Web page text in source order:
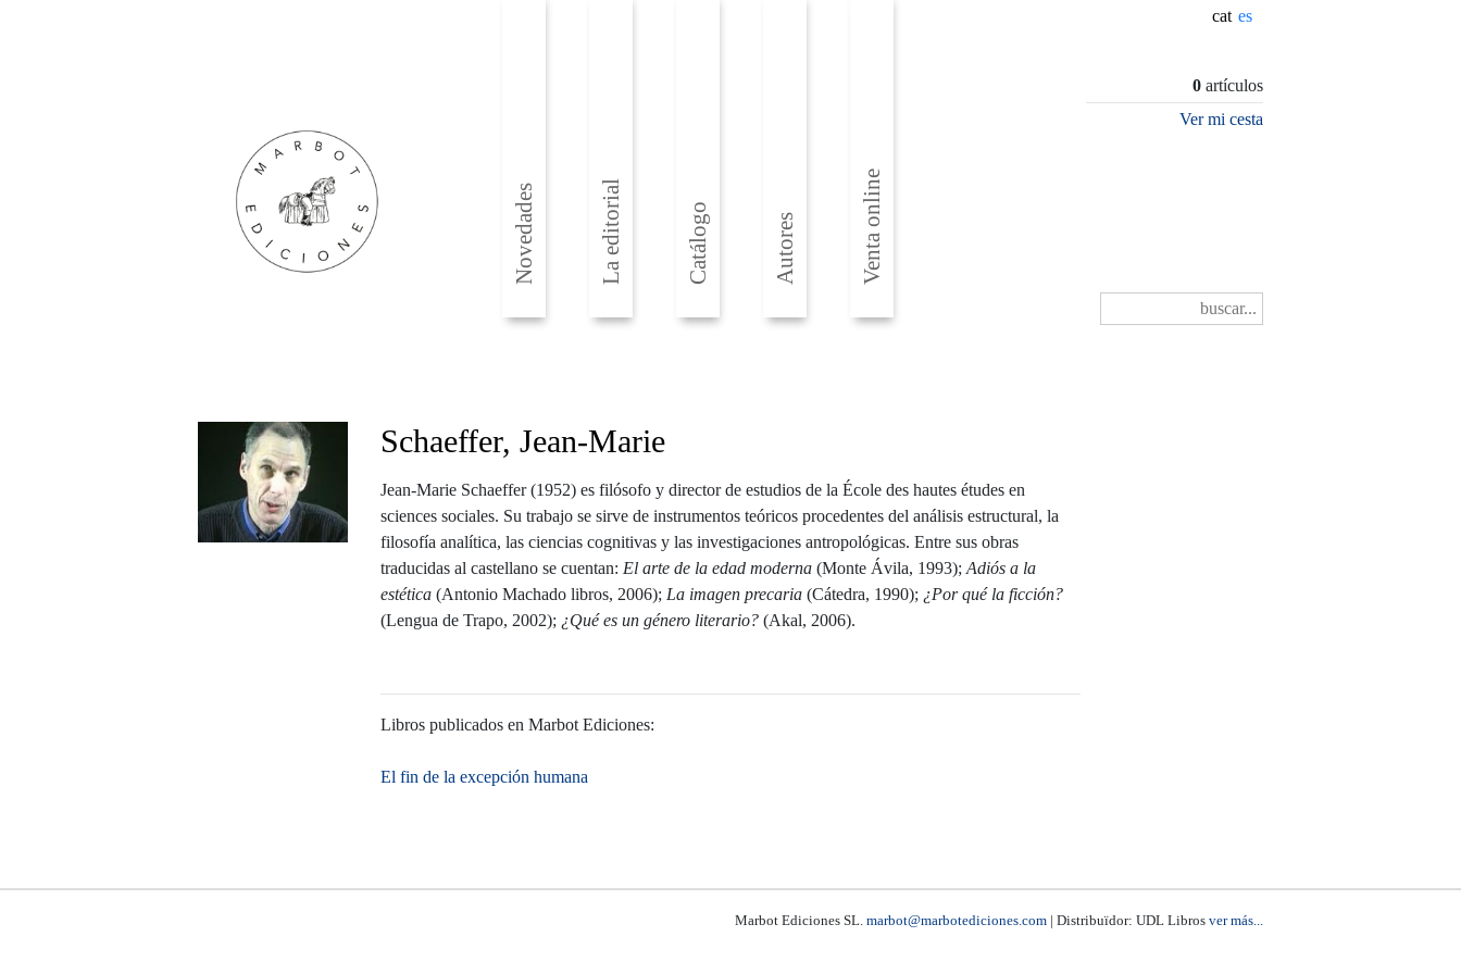
cat
Novedades La editorial Catálogo Autores Venta online
0artículos
Ver mi cesta
Schaeffer, Jean-Marie
Jean-Marie Schaeffer (1952) es filósofo y director de estudios de la École des hautes études en
sciences sociales. Su trabajo se sirve de instrumentos teóricos procedentes del análisis estructural, la
filosofía analítica, las ciencias cognitivas y las investigaciones antropológicas. Entre sus obras
traducidas al castellano se cuentan: El arte de la edad moderna (Monte Ávila, 1993);Adiós a la
estética (Antonio Machado libros, 2006); La imagen precaria (Cátedra, 1990); ¿Por qué la ficción?
(Lengua de Trapo, 2002); ¿Qué es un género literario? (Akal, 2006).
Libros publicados en Marbot Ediciones:
El fin de la excepción humana
Marbot Ediciones SL. marbot@marbotediciones.com | Distribuïdor: UDL Libros ver más...